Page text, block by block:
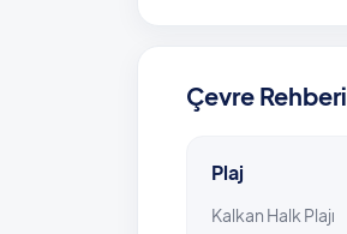
Çevre Rehberi
Plaj
Kalkan Halk Plajı